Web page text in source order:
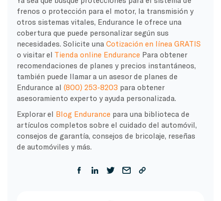
frenos o protección para el motor, la transmisión y
otros sistemas vitales, Endurance le ofrece una
cobertura que puede personalizar según sus
necesidades. Solicite una Cotización en línea GRATIS
o visitar el Tienda online Endurance Para obtener
recomendaciones de planes y precios instantáneos,
también puede llamar a un asesor de planes de
Endurance al (800) 253-8203 para obtener
asesoramiento experto y ayuda personalizada.
Explorar el Blog Endurance para una biblioteca de
artículos completos sobre el cuidado del automóvil,
consejos de garantía, consejos de bricolaje, reseñas
de automóviles y más.